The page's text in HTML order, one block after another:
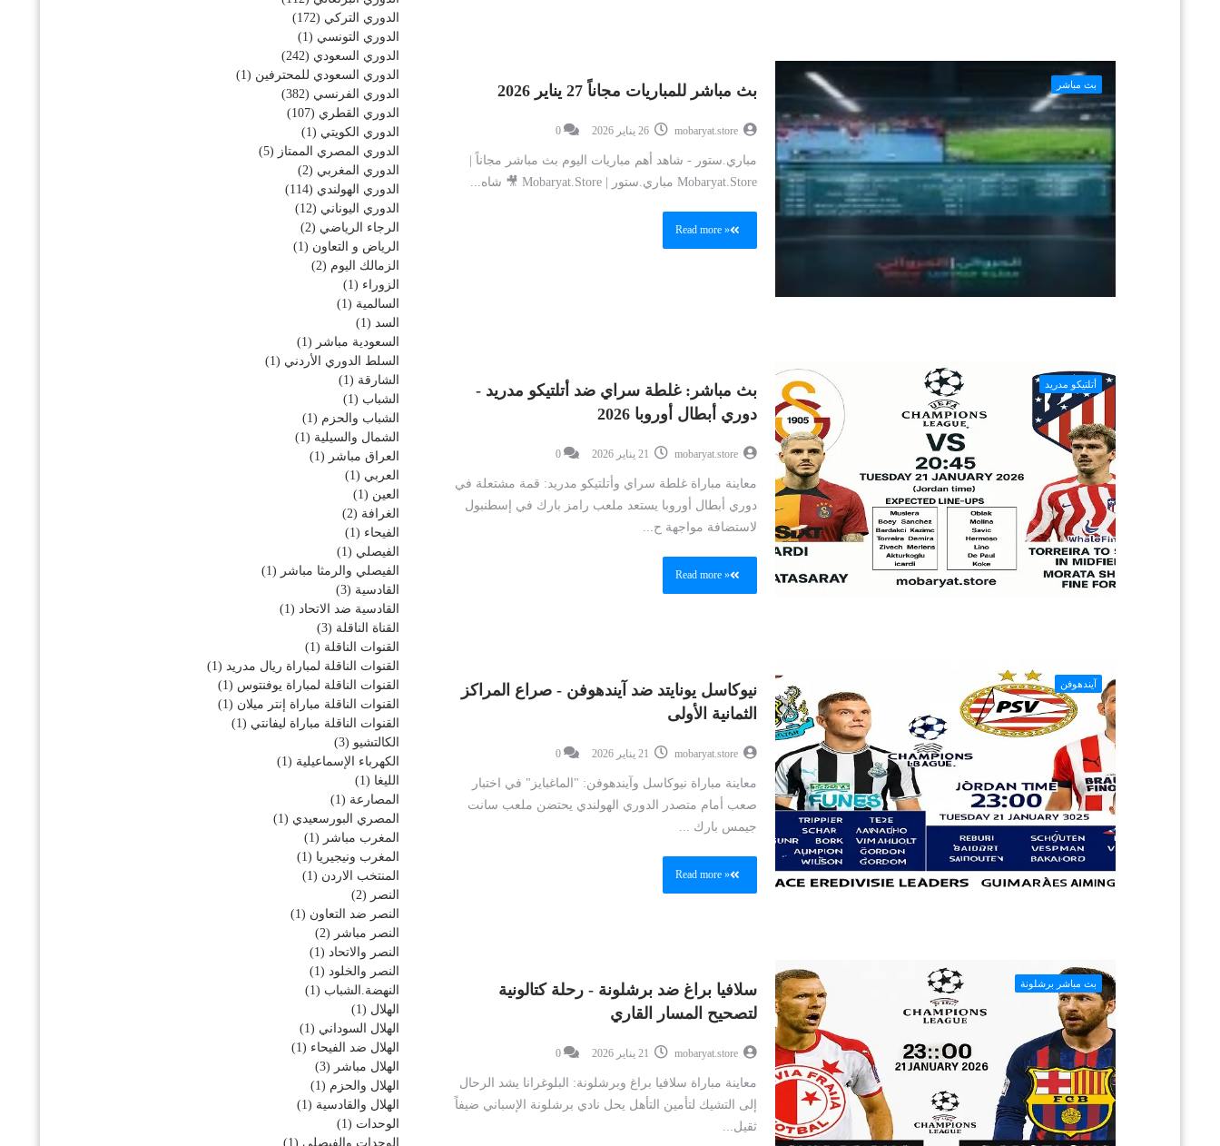
بث مباشر بث مباشر للمباريات مجاناً 27 يناير 2026
mobaryat.store 26 يناير 2026 0
مباري.ستور - شاهد أهم مباريات اليوم بث مباشر مجاناً |
Mobaryat.Store مباري.ستور | Mobaryat.Store 🎥 شاه...
Read more »
أتلتيكو مدريد
بث مباشر: غلطة سراي ضد أتلتيكو مدريد -
دوري أبطال أوروبا 2026
mobaryat.store
0
معاينة مباراة غلطة سراي وأتلتيكو مدريد: قمة مشتعلة في
دوري أبطال أوروبا يستعد ملعب رامز بارك في إسطنبول
لاستضافة مواجهة ح...
Read more »
آيندهوفن
نيوكاسل يونايتد ضد آيندهوفن - صراع المراكز
الثمانية الأولى
mobaryat.store
0
معاينة مباراة نيوكاسل وآيندهوفن: "الماغبايز" في اختبار
صعب أمام متصدر الدوري الهولندي يحتضن ملعب سانت
جيمس بارك ...
Read more »
بث مباشر برشلونة
سلافيا براغ ضد برشلونة - رحلة كتالونية
لتصحيح المسار القاري
mobaryat.store
0
معاينة مباراة سلافيا براغ وبرشلونة: البلوغرانا يشد الرحال
إلى التشيك لتأمين التأهل يحل نادي برشلونة الإسباني ضيفاً
ثقيل...
الدوري التركي (172)
الدوري التونسي (1)
الدوري السعودي (242)
الدوري السعودي للمحترفين (1)
الدوري الفرنسي (382)
الدوري القطري (107)
الدوري الكويتي (1)
الدوري المصري الممتاز (5)
الدوري المغربي (2)
الدوري الهولندي (114)
الدوري اليوناني (12)
الرجاء الرياضي (2)
الرياض و التعاون (1)
الزمالك اليوم (2)
الزوراء (1)
السالمية (1)
السد (1)
السعودية مباشر (1)
السلط الدوري الأردني (1)
الشارقة (1)
الشباب (1)
الشباب والحزم (1)
الشمال والسيلية (1)
العراق مباشر (1)
العربي (1)
العين (1)
الغرافة (2)
الفيحاء (1)
الفيصلي (1)
الفيصلي والرمثا مباشر (1)
القادسية (3)
القادسية ضد الاتحاد (1)
القناة الناقلة (3)
القنوات الناقلة (1)
القنوات الناقلة لمباراة ريال مدريد (1)
القنوات الناقلة لمباراة يوفنتوس (1)
القنوات الناقلة مباراة إنتر ميلان (1)
القنوات الناقلة مباراة ليفانتي (1)
الكالتشيو (3)
الكهرباء الإسماعيلية (1)
الليغا (1)
المصارعة (1)
المصري البورسعيدي (1)
المغرب مباشر (1)
المغرب ونيجيريا (1)
المنتخب الاردن (1)
النصر (2)
النصر ضد التعاون (1)
النصر مباشر (2)
النصر والاتحاد (1)
النصر والخلود (1)
النهضة.الشباب (1)
الهلال (1)
الهلال السوداني (1)
الهلال ضد الفيحاء (1)
الهلال مباشر (3)
الهلال والحزم (1)
الهلال والقادسية (1)
الوحدات (1)
الوحدات والفيصلي (1)